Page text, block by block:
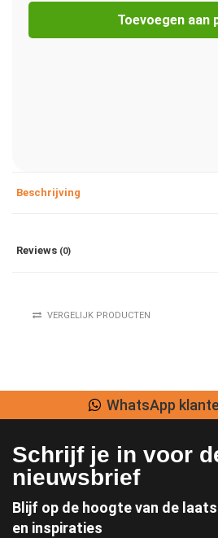
Toevoegen aan
Beschrijving
Reviews (0)
VERGELIJK PRODUCTEN
WhatsApp
Schrijf je in voor
nieuwsbrief
Blijf op de hoogte van de
en inspiraties